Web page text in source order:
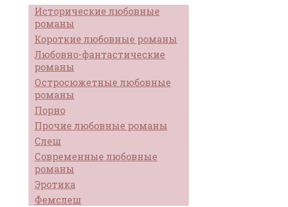
Исторические любовные
романы
Короткие любовные романы
Любовно-фантастические
романы
Остросюжетные любовные
романы
Порно
Прочие любовные романы
Слеш
Современные любовные
романы
Эротика
Фемслеш